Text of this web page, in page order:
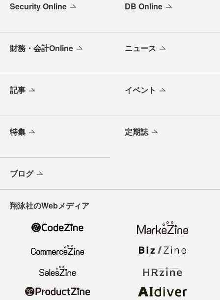
Security Online DB Online
財務・会計Online ニュース
記事 イベント
特集 定期誌
ブログ
翔泳社のWebメディア